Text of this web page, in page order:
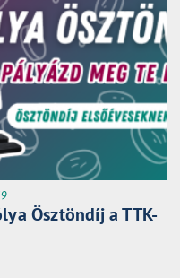
Ösztöndíj a TTK-